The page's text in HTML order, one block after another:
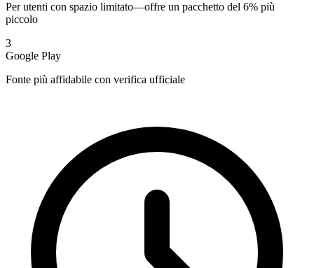
Per utenti con spazio limitato—offre un pacchetto del 6% più
piccolo
3
Google Play
Fonte più affidabile con verifica ufficiale